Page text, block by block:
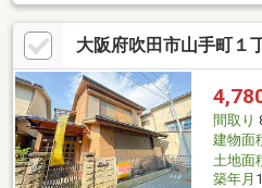
大阪府吹田市山手町１
間取り
建物面
土地面
築年月